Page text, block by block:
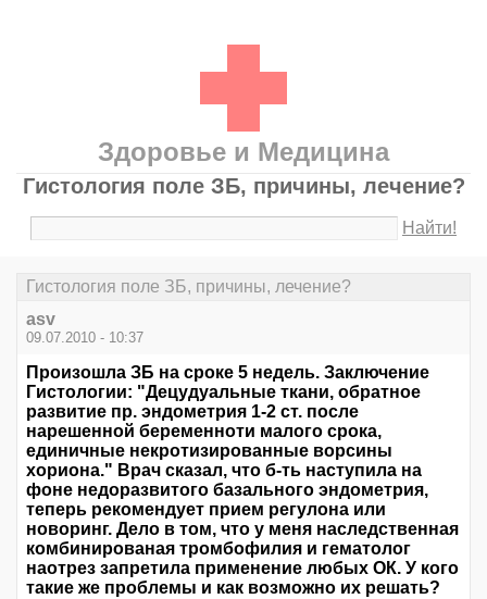
Здоровье и Медицина
Гистология поле ЗБ, причины, лечение?
Найти!
Гистология поле ЗБ, причины, лечение?
asv
09.07.2010 - 10:37
Произошла ЗБ на сроке 5 недель. Заключение
Гистологии: "Децудуальные ткани, обратное
развитие пр. эндометрия 1-2 ст. после
нарешенной беременноти малого срока,
единичные некротизированные ворсины
хориона." Врач сказал, что б-ть наступила на
фоне недоразвитого базального эндометрия,
теперь рекомендует прием регулона или
новоринг. Дело в том, что у меня наследственная
комбинированая тромбофилия и гематолог
наотрез запретила применение любых ОК. У кого
такие же проблемы и как возможно их решать?